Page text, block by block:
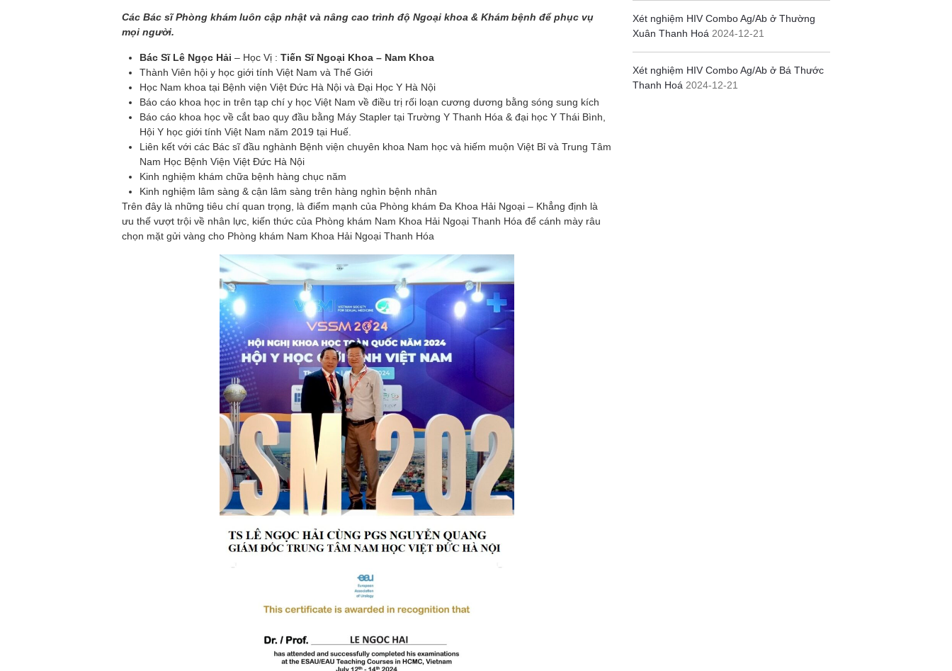
Các Bác sĩ Phòng khám luôn cập nhật và nâng cao trình độ Ngoại khoa & Khám bệnh để phục vụ
mọi người.
Bác Sĩ Lê Ngọc Hải – Học Vị : Tiến Sĩ Ngoại Khoa – Nam Khoa
Thành Viên hội y học giới tính Việt Nam và Thế Giới
Học Nam khoa tại Bệnh viện Việt Đức Hà Nội và Đại Học Y Hà Nội
Báo cáo khoa học in trên tạp chí y học Việt Nam về điều trị rối loạn cương dương bằng sóng sung kích
Báo cáo khoa học về cắt bao quy đầu bằng Máy Stapler tại Trường Y Thanh Hóa & đại học Y Thái Bình,
Hội Y học giới tính Việt Nam năm 2019 tại Huế.
Liên kết với các Bác sĩ đầu nghành Bệnh viện chuyên khoa Nam học và hiếm muộn Việt Bỉ và Trung Tâm
Nam Học Bệnh Viện Việt Đức Hà Nội
Kinh nghiệm khám chữa bệnh hàng chục năm
Kinh nghiệm lâm sàng & cận lâm sàng trên hàng nghìn bệnh nhân
Trên đây là những tiêu chí quan trọng, là điểm mạnh của Phòng khám Đa Khoa Hải Ngoại – Khẳng định là
ưu thế vượt trội về nhân lực, kiến thức của Phòng khám Nam Khoa Hải Ngoại Thanh Hóa để cánh mày râu
chọn mặt gửi vàng cho Phòng khám Nam Khoa Hải Ngoại Thanh Hóa
Xét nghiệm HIV Combo Ag/Ab ở Thường
Xuân Thanh Hoá 2024-12-21
Xét nghiệm HIV Combo Ag/Ab ở Bá Thước
Thanh Hoá 2024-12-21